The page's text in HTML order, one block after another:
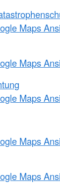
Maps
Maps
Maps
Maps
Maps